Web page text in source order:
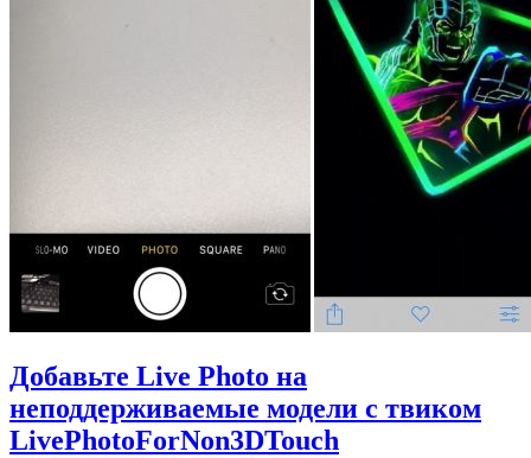
Добавьте Live Photo на
неподдерживаемые модели с твиком
LivePhotoForNon3DTouch